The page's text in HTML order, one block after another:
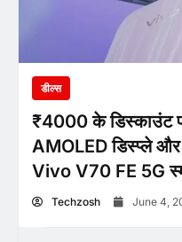
डील्स
₹4000 के डिस्काउंट
AMOLED डिस्प्ले
Vivo V70 FE 5G
Techzosh June 4,